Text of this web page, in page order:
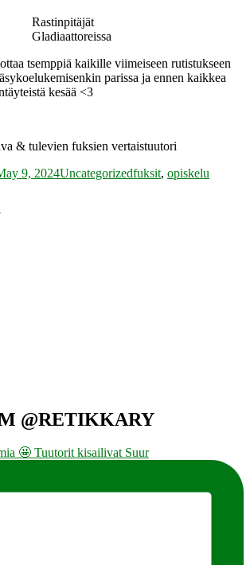
Rastinpitäjät
Gladiaattoreissa
tsemppiä kaikille viimeiseen rutistukseen
parissa ja ennen kaikkea
kesää <3
& tulevien fuksien vertaistuutori
9, 2024Categories
UncategorizedTags
fuksit, opiskelu
@RETIKKARY
🤩 Tuutorit kisailivat Suur